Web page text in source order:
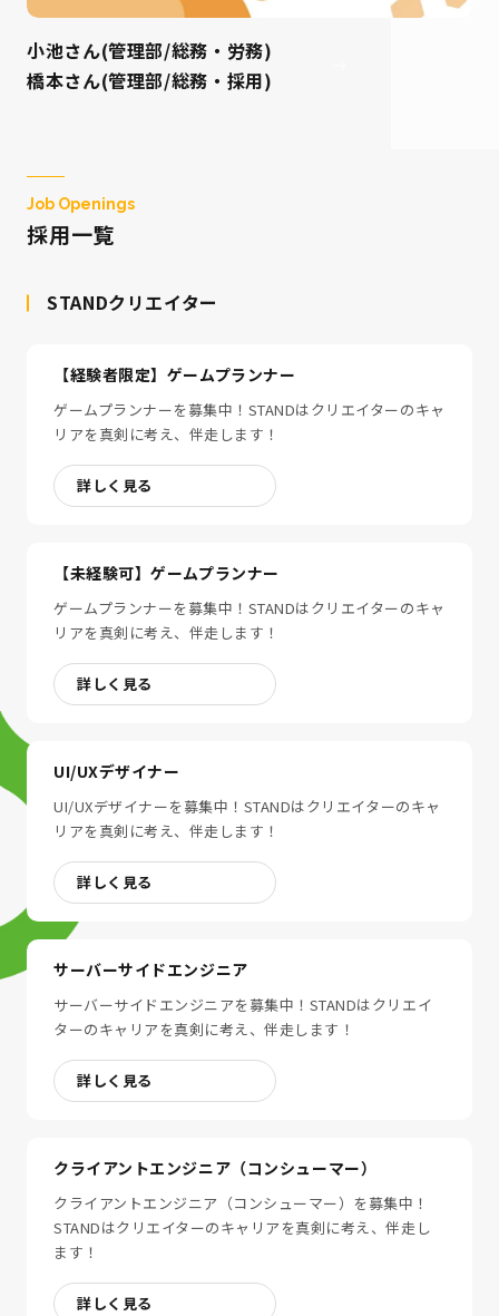
小池さん(管理部/総務・労務)
橋本さん(管理部/総務・採用)
Job Openings
採用一覧
STANDクリエイター
【経験者限定】ゲームプランナー
ゲームプランナーを募集中！STANDはクリエイターのキャ
リアを真剣に考え、伴走します！
詳しく見る
【未経験可】ゲームプランナー
ゲームプランナーを募集中！STANDはクリエイターのキャ
リアを真剣に考え、伴走します！
詳しく見る
UI/UXデザイナー
UI/UXデザイナーを募集中！STANDはクリエイターのキャ
リアを真剣に考え、伴走します！
詳しく見る
サーバーサイドエンジニア
サーバーサイドエンジニアを募集中！STANDはクリエイ
ターのキャリアを真剣に考え、伴走します！
詳しく見る
クライアントエンジニア（コンシューマー）
クライアントエンジニア（コンシューマー）を募集中！
STANDはクリエイターのキャリアを真剣に考え、伴走し
ます！
詳しく見る